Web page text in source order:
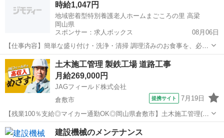
設 工事区分：改...時給1,047円
地域密着型特別養護老人ホームまごころの里 高梁
岡山県
スポンサー：求人ボックス
08月06日
【仕事内容】簡単な盛り付け・洗浄・清掃 調理済みのお食事を、必要
に応じて温めて盛り付けます。 原材料の調理はないので、未経験の方
もすぐに仕事を覚えれます。 変更の範囲:変更無し 雇用期間の定めな
し 【経験・資格】<応募要件> ～5...
アルバイト・パート
土木施工管理 製鉄工場 道路工事
月給269,000円
JAGフィールド株式会社
倉敷市
提携サイト 7月19日
【残業100％支給◎マイカー通勤OK◎岡山県倉敷市】土木施工管理(製
鉄工場/道路工事) 工場内の道路修繕/改修に伴う土木施工管理です。現
場監督5名体制でサポートいただきます。【担当業務】◇現場管理(工
岡山 倉敷市 その他
建設機械のメンテナンス